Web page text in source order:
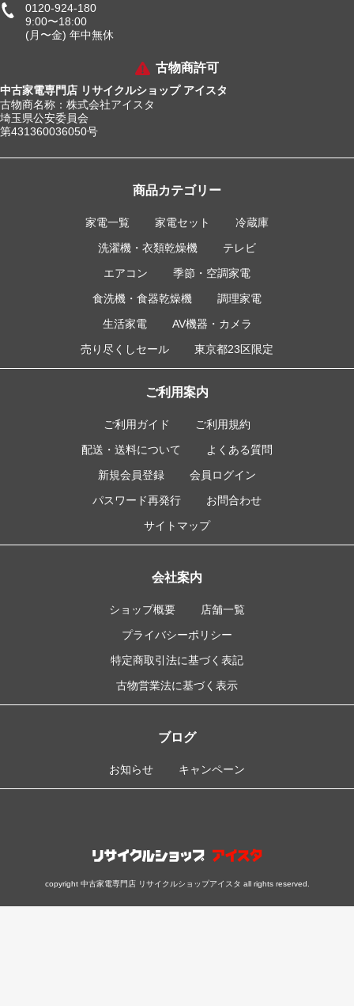
0120-924-180
9:00〜18:00
(月〜金) 年中無休
古物商許可
中古家電専門店 リサイクルショップ アイスタ
古物商名称：株式会社アイスタ
埼玉県公安委員会
第431360036050号
商品カテゴリー
家電一覧 家電セット
冷蔵庫
洗濯機・衣類乾燥機
テレビ
エアコン
季節・空調家電
食洗機・食器乾燥機
調理家電
生活家電
AV機器・カメラ
売り尽くしセール
東京都23区限定
ご利用案内
ご利用ガイド
ご利用規約
配送・送料について
よくある質問
新規会員登録
会員ログイン
パスワード再発行
お問合わせ
サイトマップ
会社案内
ショップ概要
店舗一覧
プライバシーポリシー
特定商取引法に基づく表記
古物営業法に基づく表示
ブログ
お知らせ キャンペーン
copyright 中古家電専門店 リサイクルショップアイスタ all rights reserved.